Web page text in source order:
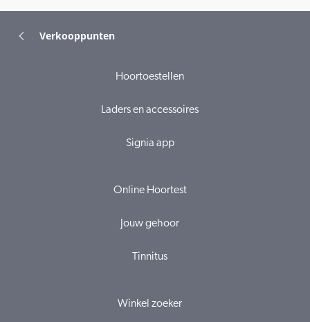
Verkooppunten
Hoortoestellen
Laders en accessoires
Signia app
Online Hoortest
Jouw gehoor
Tinnitus
Winkel zoeker